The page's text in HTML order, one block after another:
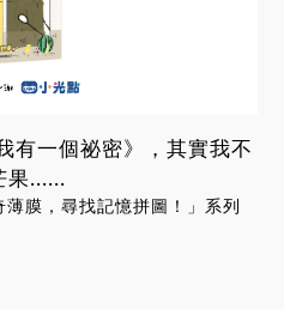
有一個祕密》，其實我不
果......
膜，尋找記憶拼圖！」系列